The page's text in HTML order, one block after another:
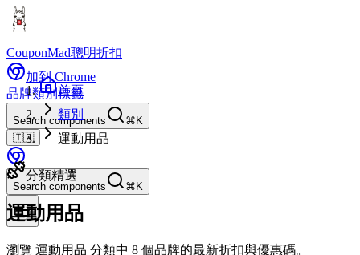
CouponMad聰明折扣
加到 Chrome
品牌類別標籤
Search components
⌘K
🇹🇼
Search components ⌘K
首頁
類別
運動用品
分類精選
運動用品
瀏覽 運動用品 分類中 8 個品牌的最新折扣與優惠碼。